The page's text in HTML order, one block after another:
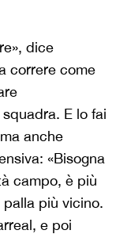
dice
correre come
E lo fai
anche
«Bisogna
campo, è più
più vicino.
e poi